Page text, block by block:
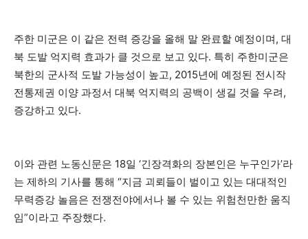
주한 미군은 이 같은 전력 증강을 올해 말 완료할 예정이며, 대
북 도발 억지력 효과가 클 것으로 보고 있다. 특히 주한미군은
북한의 군사적 도발 가능성이 높고, 2015년에 예정된 전시작
전통제권 이양 과정서 대북 억지력의 공백이 생길 것을 우려,
증강하고 있다.
이와 관련 노동신문은 18일 ‘긴장격화의 장본인은 누구인가’라
는 제하의 기사를 통해 “지금 괴뢰들이 벌이고 있는 대대적인
무력증강 놀음은 전쟁전야에서나 볼 수 있는 위험천만한 움직
임”이라고 주장했다.